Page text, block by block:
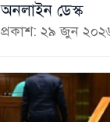
অনলাইন ডেস্ক
প্রকাশ: ২৯ জুন